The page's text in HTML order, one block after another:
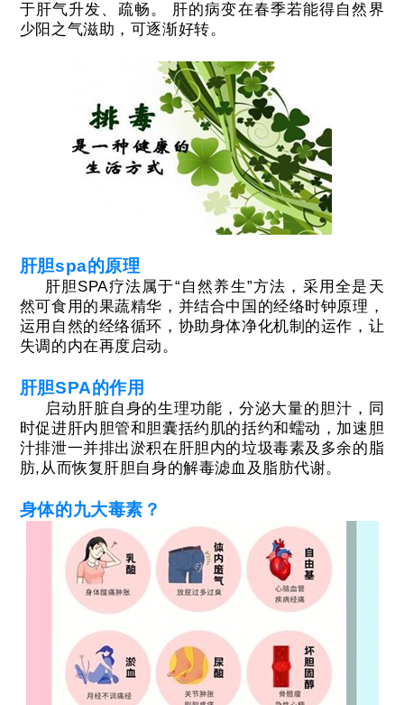
于肝气升发、疏畅。
肝的病变在春季若能得自然界
少阳之气滋助，可逐渐好转。
肝胆spa的原理
肝胆SPA疗法属于“自然养生”方法，采用全是天
然可食用的果蔬精华，并结合中国的经络时钟原理，
运用自然的经络循环，协助身体净化机制的运作，让
失调的内在再度启动。
肝胆SPA的作用
启动肝脏自身的生理功能，分泌大量的胆汁，同
时促进肝内胆管和胆囊括约肌的括约和蠕动，加速胆
汁排泄一并排出淤积在肝胆内的垃圾毒素及多余的脂
肪,从而恢复肝胆自身的解毒滤血及脂肪代谢。
身体的九大毒素？